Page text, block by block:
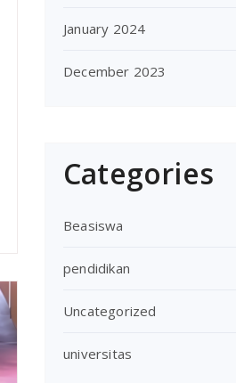
January 2024
December 2023
Categories
Beasiswa
pendidikan
Uncategorized
universitas